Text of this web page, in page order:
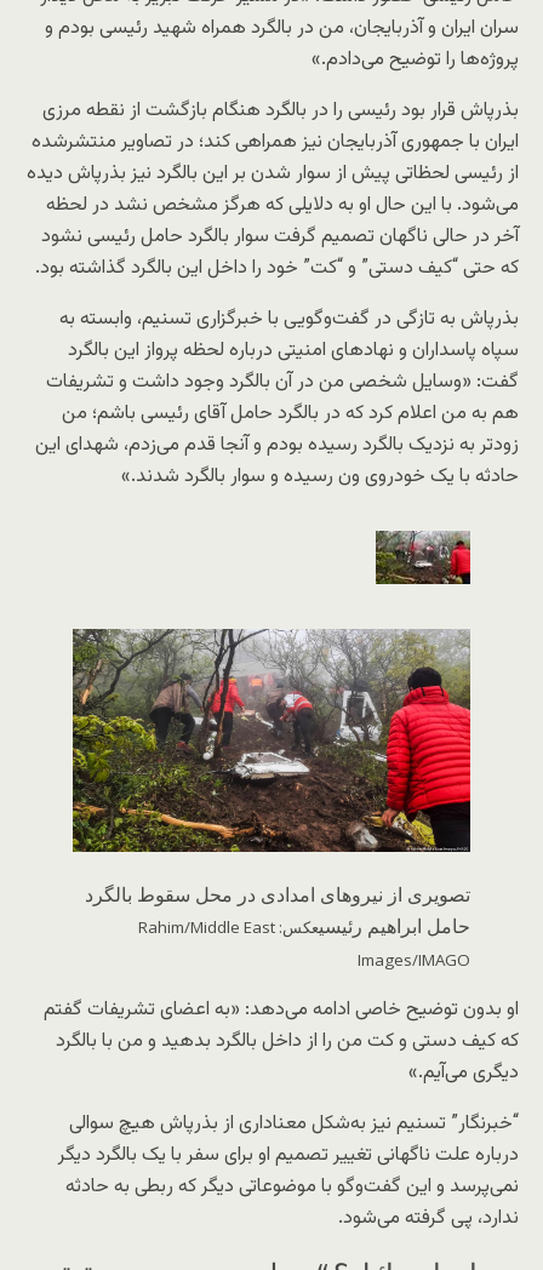
سران ایران و آذربایجان، من در بالگرد همراه شهید رئیسی بودم و
پروژه‌ها را توضیح می‌دادم.»
بذرپاش قرار بود رئیسی را در بالگرد هنگام بازگشت از نقطه مرزی
ایران با جمهوری آذربایجان نیز همراهی کند؛ در تصاویر منتشرشده
از رئیسی لحظاتی پیش از سوار شدن بر این بالگرد نیز بذرپاش دیده
می‌شود. با این حال او به دلایلی که هرگز مشخص نشد در لحظه
آخر در حالی ناگهان تصمیم گرفت سوار بالگرد حامل رئيسی نشود
که حتی “کیف دستی” و “کت” خود را داخل این بالگرد گذاشته بود.
بذرپاش به تازگی در گفت‌و‌گویی با خبرگزاری تسنیم، وابسته به
سپاه پاسداران و نهادهای امنیتی درباره لحظه پرواز این بالگرد
گفت: «وسایل شخصی من در آن بالگرد وجود داشت و تشریفات
هم به من اعلام کرد که در بالگرد حامل آقای رئیسی باشم؛ من
زودتر به نزدیک بالگرد رسیده بودم و آنجا قدم می‌زدم، شهدای این
حادثه با یک خودروی ون رسیده و سوار بالگرد شدند.»
تصویری از نیروهای امدادی در محل سقوط بالگرد
حامل ابراهیم رئیسی
عکس: Rahim/Middle East
Images/IMAGO
او بدون توضیح خاصی ادامه می‌دهد: «به اعضای تشریفات گفتم
که کیف دستی و کت من را از داخل بالگرد بدهید و من با بالگرد
دیگری می‌آیم.»
“خبرنگار” تسنیم نیز به‌شکل معناداری از بذرپاش هیچ سوالی
درباره علت ناگهانی تغییر تصمیم او برای سفر با یک بالگرد دیگر
نمی‌پرسد و این گفت‌وگو با موضوعاتی دیگر که ربطی به حادثه
ندارد، پی گرفته می‌شود.